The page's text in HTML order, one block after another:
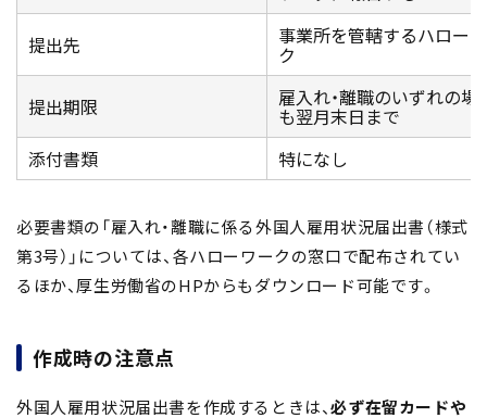
提出先
事業所を管轄するハロー
ク
提出期限
雇入れ・離職のいずれの場
も翌月末日まで
添付書類
特になし
必要書類の「雇入れ・離職に係る外国人雇用状況届出書（様式
第3号）」については、各ハローワークの窓口で配布されてい
るほか、厚生労働省のHPからもダウンロード可能です。
作成時の注意点
外国人雇用状況届出書を作成するときは、必ず在留カードや